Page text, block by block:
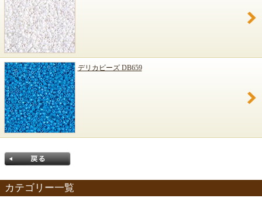
デリカビーズ DB659
カテゴリー一覧